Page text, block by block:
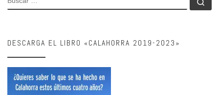
DESCARGA EL LIBRO «CALAHORRA 2019-2023»